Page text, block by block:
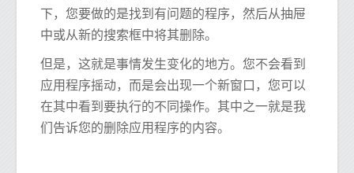
下，您要做的是找到有问题的程序，然后从抽屉
中或从新的搜索框中将其删除。
但是，这就是事情发生变化的地方。您不会看到
应用程序摇动，而是会出现一个新窗口，您可以
在其中看到要执行的不同操作。其中之一就是我
们告诉您的删除应用程序的内容。